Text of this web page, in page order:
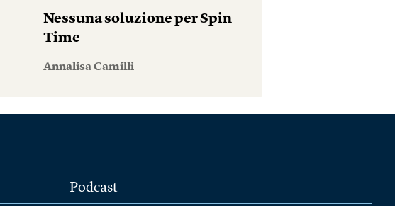
Nessuna soluzione per Spin
Time
Annalisa Camilli
Podcast